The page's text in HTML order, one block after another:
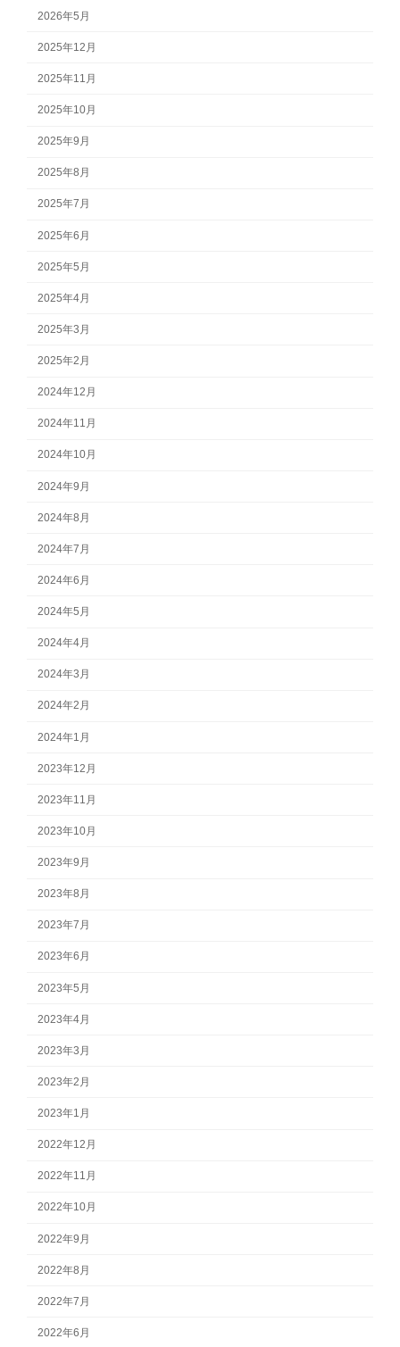
2026年5月
2025年12月
2025年11月
2025年10月
2025年9月
2025年8月
2025年7月
2025年6月
2025年5月
2025年4月
2025年3月
2025年2月
2024年12月
2024年11月
2024年10月
2024年9月
2024年8月
2024年7月
2024年6月
2024年5月
2024年4月
2024年3月
2024年2月
2024年1月
2023年12月
2023年11月
2023年10月
2023年9月
2023年8月
2023年7月
2023年6月
2023年5月
2023年4月
2023年3月
2023年2月
2023年1月
2022年12月
2022年11月
2022年10月
2022年9月
2022年8月
2022年7月
2022年6月